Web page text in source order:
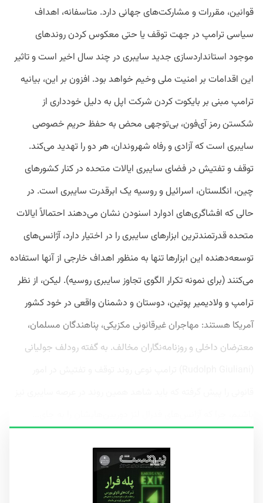
قوانین، مقررات و مشارکت‌های جهانی دارد. متاسفانه، اهداف
سیاسی ترامپ در جهت توقف یا حتی معکوس کردن روندهای
موجود استانداردسازی جدید سایبری در چند سال اخیر است و تاثیر
این اقدامات بر امنیت ملی وخیم خواهد بود. افزون بر این، بیانیه
ترامپ مبنی بر بایکوت ‌کردن شرکت اپل به دلیل خودداری از
شکستن رمز آی‌فون، بی‌توجهی محض به حفظ حریم خصوصی
سایبری است که آزادی و رفاه شهروندان، هر دو را تهدید می‌کند.
توقف و تفتیش در فضای سایبری ایالات متحده در کنار کشورهای
چین، انگلستان، اسرائیل و روسیه یک ابرقدرت سایبری است. در
حالی که افشاگری‌های ادوارد اسنودن نشان می‌دهند احتمالاً ایالات
متحده قدرتمندترین ابزارهای سایبری را در اختیار دارد، آژانس‌های
توسعه‌دهنده این ابزارها تنها به‌ منظور اهداف خارجی از آنها استفاده
می‌کنند (برای نمونه تکرار الگوی تجاوز سایبری روسیه). لیکن، از نظر
ترامپ و ولادیمیر پوتین، دوستان و دشمنان واقعی در خود کشور
آمریکا هستند: مهاجران غیرقانونی مکزیکی، پناهندگان مسلمان،
معترضان داخلی و روزنامه‌نگاران مخالف. به گفته رودلف جولیانی